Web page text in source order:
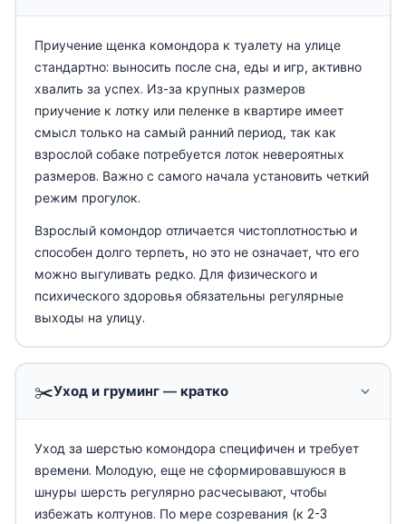
Приучение щенка комондора к туалету на улице
стандартно: выносить после сна, еды и игр, активно
хвалить за успех. Из-за крупных размеров
приучение к лотку или пеленке в квартире имеет
смысл только на самый ранний период, так как
взрослой собаке потребуется лоток невероятных
размеров. Важно с самого начала установить четкий
режим прогулок.
Взрослый комондор отличается чистоплотностью и
способен долго терпеть, но это не означает, что его
можно выгуливать редко. Для физического и
психического здоровья обязательны регулярные
выходы на улицу.
✂️Уход и груминг — кратко
Уход за шерстью комондора специфичен и требует
времени. Молодую, еще не сформировавшуюся в
шнуры шерсть регулярно расчесывают, чтобы
избежать колтунов. По мере созревания (к 2-3